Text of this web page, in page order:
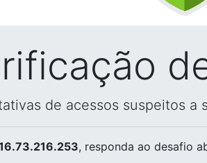
de acessos suspeitos a
, responda ao desafio